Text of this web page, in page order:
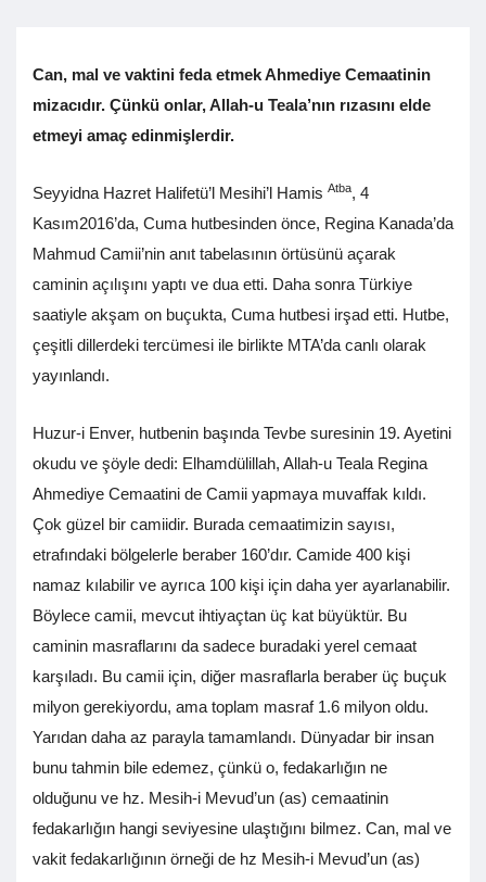
Can, mal ve vaktini feda etmek Ahmediye Cemaatinin
mizacıdır. Çünkü onlar, Allah-u Teala’nın rızasını elde
etmeyi amaç edinmişlerdir.
Seyyidna Hazret Halifetü’l Mesihi’l Hamis Atba, 4
Kasım2016’da, Cuma hutbesinden önce, Regina Kanada’da
Mahmud Camii’nin anıt tabelasının örtüsünü açarak
caminin açılışını yaptı ve dua etti. Daha sonra Türkiye
saatiyle akşam on buçukta, Cuma hutbesi irşad etti. Hutbe,
çeşitli dillerdeki tercümesi ile birlikte MTA’da canlı olarak
yayınlandı.
Huzur-i Enver, hutbenin başında Tevbe suresinin 19. Ayetini
okudu ve şöyle dedi: Elhamdülillah, Allah-u Teala Regina
Ahmediye Cemaatini de Camii yapmaya muvaffak kıldı.
Çok güzel bir camiidir. Burada cemaatimizin sayısı,
etrafındaki bölgelerle beraber 160’dır. Camide 400 kişi
namaz kılabilir ve ayrıca 100 kişi için daha yer ayarlanabilir.
Böylece camii, mevcut ihtiyaçtan üç kat büyüktür. Bu
caminin masraflarını da sadece buradaki yerel cemaat
karşıladı. Bu camii için, diğer masraflarla beraber üç buçuk
milyon gerekiyordu, ama toplam masraf 1.6 milyon oldu.
Yarıdan daha az parayla tamamlandı. Dünyadar bir insan
bunu tahmin bile edemez, çünkü o, fedakarlığın ne
olduğunu ve hz. Mesih-i Mevud’un (as) cemaatinin
fedakarlığın hangi seviyesine ulaştığını bilmez. Can, mal ve
vakit fedakarlığının örneği de hz Mesih-i Mevud’un (as)